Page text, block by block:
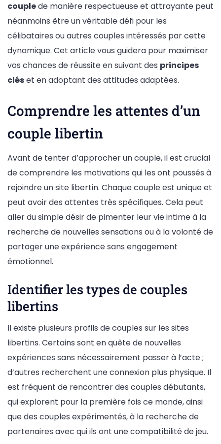
couplede manière respectueuse et attrayante peut
néanmoins être un véritable défi pour les
célibataires ou autres couples intéressés par cette
dynamique. Cet article vous guidera pour maximiser
vos chances de réussite en suivant des principes
cléset en adoptant des attitudes adaptées.
Comprendre les attentes d’un
couple libertin
Avant de tenter d’approcher un couple, il est crucial
de comprendre les motivations qui les ont poussés à
rejoindre un site libertin. Chaque couple est unique et
peut avoir des attentes très spécifiques. Cela peut
aller du simple désir de pimenter leur vie intime à la
recherche de nouvelles sensations ou à la volonté de
partager une expérience sans engagement
émotionnel.
Identifier les types de couples
libertins
Il existe plusieurs profils de couples sur les sites
libertins. Certains sont en quête de nouvelles
expériences sans nécessairement passer à l’acte ;
d’autres recherchent une connexion plus physique. Il
est fréquent de rencontrer des couples débutants,
qui explorent pour la première fois ce monde, ainsi
que des couples expérimentés, à la recherche de
partenaires avec qui ils ont une compatibilité de jeu.